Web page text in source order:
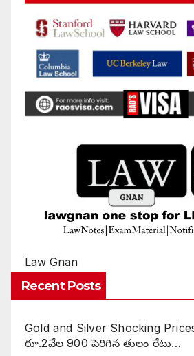
Law Gnan
Recent Posts
Gold and Silver Shocking
రూ.2వేల 900 పెరిగిన తులం రేటు…